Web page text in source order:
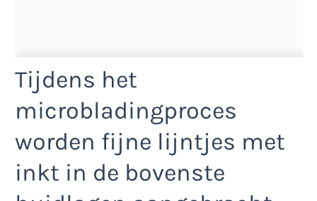
Tijdens het
microbladingproces
worden fijne lijntjes met
inkt in de bovenste